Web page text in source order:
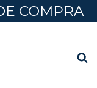
COMPRA